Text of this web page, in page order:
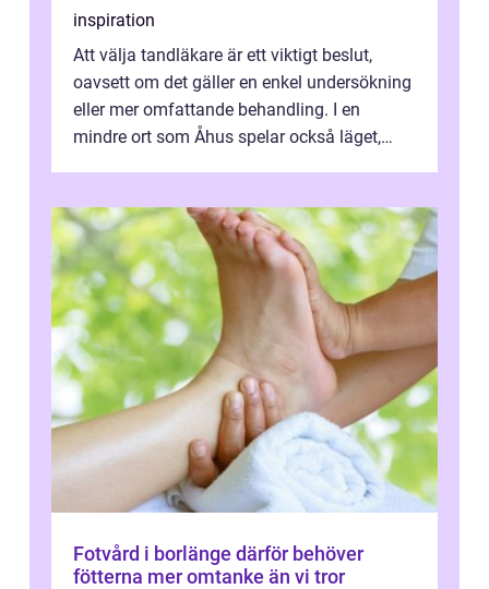
inspiration
Att välja tandläkare är ett viktigt beslut,
oavsett om det gäller en enkel undersökning
eller mer omfattande behandling. I en
mindre ort som Åhus spelar också läget,
Fotvård i borlänge därför behöver
fötterna mer omtanke än vi tror